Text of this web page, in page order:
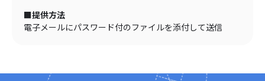
■提供方法
電子メールにパスワード付のファイルを添付して送信